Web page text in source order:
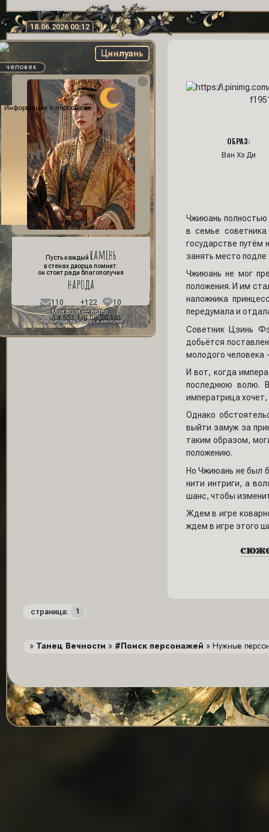
18.06.2026 00:12
Цинлуань
человек
Информация о персонаже:
Фон профиля:
Моя воля — ветер,
что направляет паруса империи
Пусть каждый камень
в стенах дворца помнит:
он стоит ради благополучия
народа
110 +122
10
14 551,1/0 08.26,1/0
ОБРАЗ:
Ван Хэ Ди
Чжиюань полностью
в семье
государстве путём
занять место подле
Чжиюань не мог
положения. И им
наложника
передумала и
Советник Цзинь
добьётся
молодого человека
И вот, когда
последнюю волю. В
императрица
Однако
выйти замуж за
таким образом,
положению.
Но Чжиюань не был
нити интриги, а
шанс, чтобы
Ждем в игре
ждем в игре этого
страница: 1
» Танец Вечности » #Поиск персонажей » Нужные